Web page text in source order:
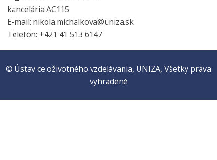
kancelária AC115
E-mail: nikola.michalkova@uniza.sk
Telefón: +421 41 513 6147
© Ústav celoživotného vzdelávania, UNIZA, Všetky práva
vyhradené